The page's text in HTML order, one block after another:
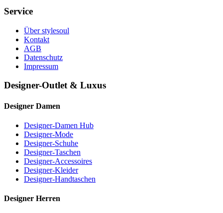
Service
Über stylesoul
Kontakt
AGB
Datenschutz
Impressum
Designer-Outlet & Luxus
Designer Damen
Designer-Damen Hub
Designer-Mode
Designer-Schuhe
Designer-Taschen
Designer-Accessoires
Designer-Kleider
Designer-Handtaschen
Designer Herren